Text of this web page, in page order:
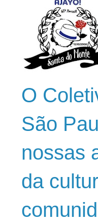
O
São
nossas
da